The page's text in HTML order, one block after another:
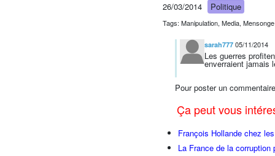
26/03/2014 Politique
Tags: Manipulation, Media,
sarah777 05/11/2014
Les guerres
enverraient jamais
Pour poster un
Ça peut vous
François Hollande chez
La France de la